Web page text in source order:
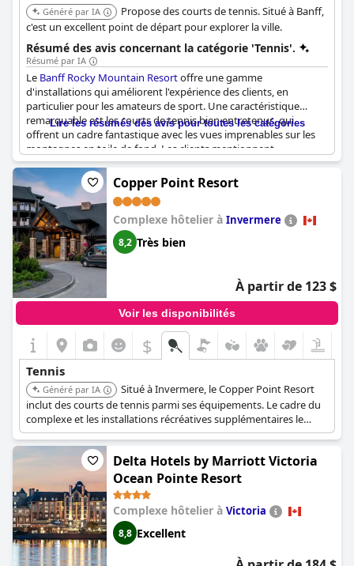
Généré par IA
Propose des courts de tennis. Situé à Banff,
c'est un excellent point de départ pour explorer la ville.
Résumé des avis concernant la catégorie 'Tennis'.
Résumé par IA
Le Banff Rocky Mountain Resortoffre une gamme
d'installations qui améliorent l'expérience des clients, en
particulier pour les amateurs de sport. Une caractéristique
remarquable est les courts de tennis bien entretenus, qui
offrent un cadre fantastique avec les vues imprenables sur les
montagnes en toile de fond. Les clients mentionnent
fréquemment le plaisir de jouer au tennis, au volleyball et au
squash, en notant l'état propre et bien entretenu des courts.
Des options d'activités supplémentaires comme le pickleball et
les terrains de basketball sont également disponibles, bien que
certaines installations puissent nécessiter une réservation à
l'avance. Pour les familles, le complexe est un succès auprès des
enfants qui apprécient particulièrement les courts de tennis et la
piscine. Malgré quelques problèmes mineurs comme une
ambiance un peu démodée et des fermetures occasionnelles
pour rénovation, le complexe reste un choix solide pour une
escapade active en montagne. La présence de commodités
telles que des sentiers de randonnée derrière les courts de
tennis et d'excellents équipements d'échauffement enrichissent
davantage l'expérience des clients. Dans l'ensemble, le complexe
est attrayant en tant que destination polyvalente, adaptée à la
fois à la détente et aux activités axées sur le tennis.
Lire les résumés des avis pour toutes les catégories
Copper Point Resort
Complexe hôtelier à Invermere
8,2 Très bien
À partir de 123 $
Voir les disponibilités
$
Tennis
Généré par IA
Situé à Invermere, le Copper Point Resort
inclut des courts de tennis parmi ses équipements. Le cadre du
complexe et les installations récréatives supplémentaires le
rendent adapté aux familles et aux personnes recherchant des
vacances actives.
Delta Hotels by Marriott Victoria
Ocean Pointe Resort
Complexe hôtelier à Victoria
8,8 Excellent